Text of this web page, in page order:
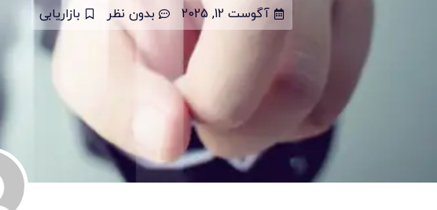
آگوست 12, 2025 بدون نظر بازاریابی